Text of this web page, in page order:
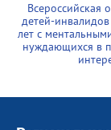
Всероссийская
детей-
лет с
нуждающихся в